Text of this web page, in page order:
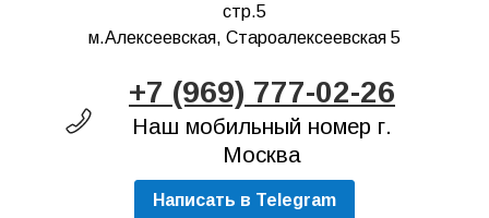
стр.5
м.Алексеевская, Староалексеевская 5
+7 (969) 777-02-26
Наш мобильный номер г.
Москва
Написать в Telegram